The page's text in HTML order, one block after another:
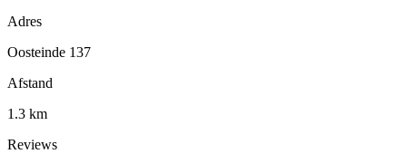
Adres
Oosteinde 137
Afstand
1.3 km
Reviews